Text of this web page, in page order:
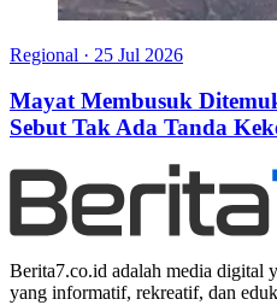
Regional · 25 Jul 2026
Mayat Membusuk
Sebut Tak Ada Tanda
Berita7.co.id adalah media digital
yang informatif, rekreatif, dan